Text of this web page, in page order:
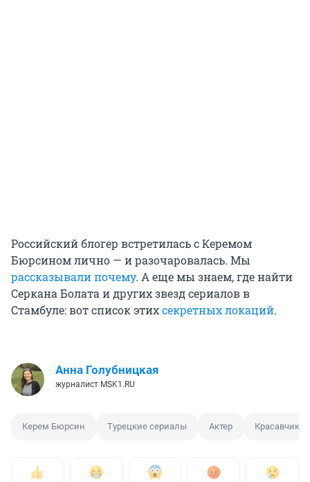
Российский блогер встретилась с Керемом
Бюрсином лично — и разочаровалась. Мы
рассказывали почему. А еще мы знаем, где найти
Серкана Болата и других звезд сериалов в
Стамбуле: вот список этихсекретных локаций.
Анна Голубницкая
журналист MSK1.RU
Керем Бюрсин Турецкие сериалы Актер Красавчики